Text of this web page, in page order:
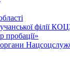
філії
пробації»
органи